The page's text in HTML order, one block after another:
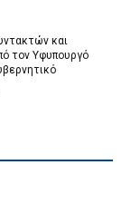
και
τον Υφυπουργό